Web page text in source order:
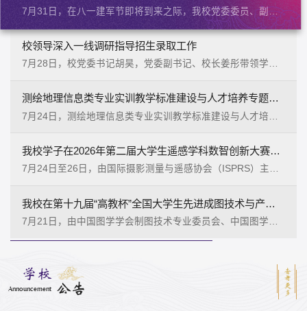
7月31日，在八一建军节即将到来之际，我校党委委员、副校
长周志琦带队，学生工作部、武装部相关负责人一行前往驻汴
部分部队开展走访慰问活动，为全体官兵送上节日祝福，并与
部队开展座谈交流，慰问活动得到部队方面的热情接待。周志
琦代表学校全体师生向驻地官兵致以节日问候与美好祝愿，衷
度肯定广大官兵在捍卫国家主权安全、推进军队现代化高质量
建设、提升新时代备战...
校领导深入一线调研指导招生录取工作
7月28日，校党委书记胡昊，党委副书记、校长姜彤带领学校
取工作，并亲切看望慰问奋战在一线的招生录取工作人员。党
政办公室、工会有关同志陪同调研。胡昊一行实地察看了招生
录取工作现场，详细了解了招生录取工作流程、进度安排及生
工作的汇报，对招生录取工作的有序推进给予了充分肯定，并
向坚守岗位、辛勤工作...
测绘地理信息类专业实训教学标准建设与人才培养专题研讨会在...
7月24日，测绘地理信息类专业实训教学标准建设与人才培养
然资源部人力资源开发中心、中国职业技术教育学会职业教育
现代装备专业委员会指导，全国测绘地理信息行业产教融合共
同体、全国智慧监测行业产教融合共同体与我校共同主办，由
绘科技股份有限公司协办。自然资源部人力资源开发中心副主
任吴卫东、测绘行指委...
我校学子在2026年第二届大学生遥感学科数智创新大赛中斩获佳...
7月24日至26日，由国际摄影测量与遥感协会（ISPRS）主
研究所承办的2026年第二届大学生遥感学科数智创新大赛在咸
宁中试谷赤壁基地圆满落幕。本次赛事组建由46名专家组成的
裁判组，我院受邀选派智能遥感技术专业带头人王冬梅担任裁
判。我校测绘工程学院学子奋勇拼搏、表现卓越，共斩获特等
位老师获评优秀指导老师...
我校在第十九届“高教杯”全国大学生先进成图技术与产品信息...
7月21日，由中国图学学会制图技术专业委员会、中国图学学
学成功举办。本届大赛赛事设有机械、建筑、水利、道桥、电
子、环艺等六大竞赛类别，共有来自全国‌1200余所高校‌的‌53万‌
大学生参赛。经过校赛、省赛层层选拔，最终‌2.1万名‌选手晋级
学校
Announcement 公告 查看更多